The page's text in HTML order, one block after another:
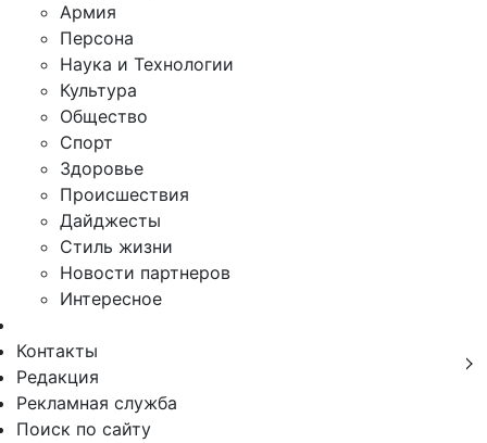
Армия
Персона
Наука и Технологии
Культура
Общество
Спорт
Здоровье
Происшествия
Дайджесты
Стиль жизни
Новости партнеров
Интересное
Контакты
Редакция
Рекламная служба
Поиск по сайту